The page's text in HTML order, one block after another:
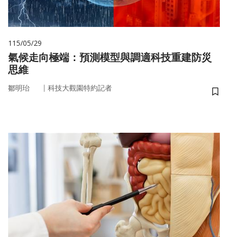
115/05/29
氣候走向極端：預測模型與調適科技重建防災
思維
鄒明珆 ｜ 科技大觀園特約記者
儲